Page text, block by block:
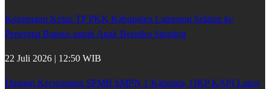
Kunjungan Ketua TP PKK Kabupaten Lampung Selatan ke
Penerima Bansos untuk Anak Berisiko Stunting
22 Juli 2026 | 12:50 WIB
Dugaan Kecurangan SPMB SMPN 1 Kalianda, OKP KAPI Lapor